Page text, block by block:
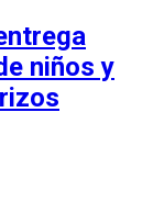
niños y